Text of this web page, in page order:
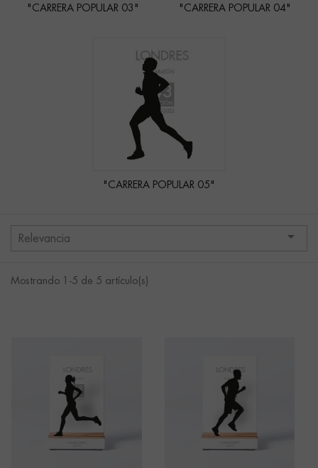
"CARRERA POPULAR 03" "CARRERA POPULAR 04"
"CARRERA POPULAR 05"
Relevancia 
Mostrando 1-5 de 5 artículo(s)